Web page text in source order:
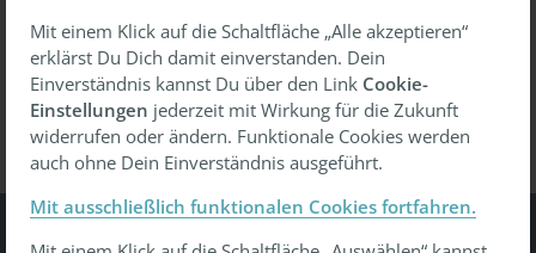
Passwort vergessen?Wiederherstellen
Mit einem Klick auf die Schaltfläche „Alle akzeptieren“
erklärst Du Dich damit einverstanden. Dein
Einverständnis kannst Du über den Link Cookie-
Einstellungen jederzeit mit Wirkung für die Zukunft
widerrufen oder ändern. Funktionale Cookies werden
auch ohne Dein Einverständnis ausgeführt.
Mit ausschließlich funktionalen Cookies fortfahren.